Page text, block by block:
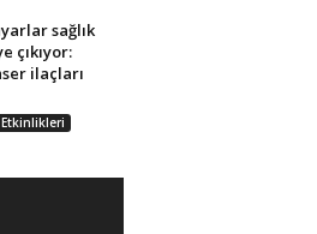
sağlık
çıkıyor:
ilaçları